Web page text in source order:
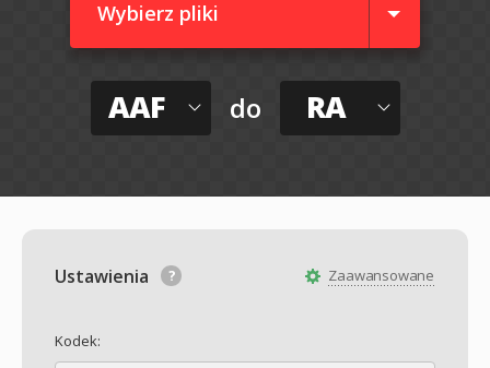
Wybierz pliki
AAF do RA
Zaawansowane
Ustawienia
Kodek: